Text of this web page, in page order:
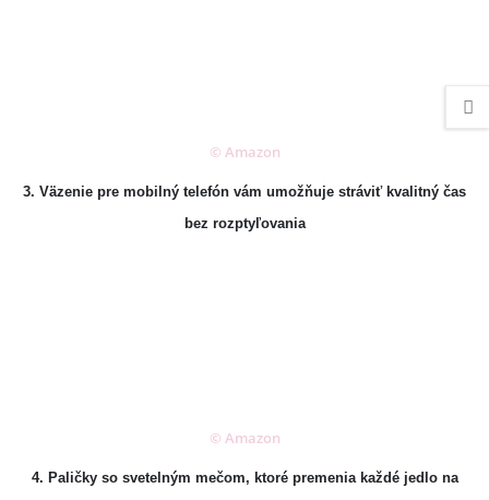
© Amazon
3. Väzenie pre mobilný telefón vám umožňuje stráviť kvalitný čas
bez rozptyľovania
© Amazon
4. Paličky so svetelným mečom, ktoré premenia každé jedlo na